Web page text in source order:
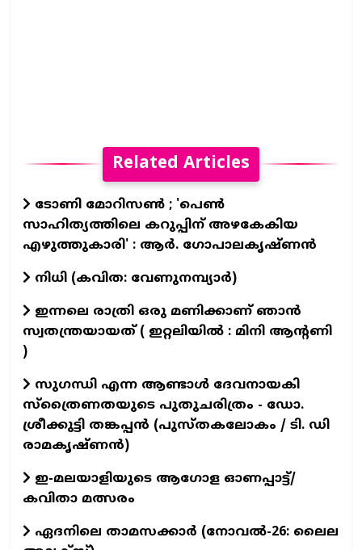
Related Articles
ടോണി മോറിസൺ ; 'പെൺ
സാഹിത്യത്തിലെ കറുപ്പിന് അഴകേകിയ
എഴുത്തുകാരി' : ആർ. ഗോപാലകൃഷ്ണൻ
നിധി (കവിത: വേണുനമ്പ്യാർ)
ഇന്നലെ രാത്രി ഒരു മണിക്കാണ് ഞാൻ
സ്വതന്ത്രയായത് ( ഇറ്റലിയിൽ : മിനി ആന്റണി
)
സുഗന്ധി എന്ന ആണ്ടാള്‍ ദേവനായകി
സ്ത്രൈണതയുടെ പുതുചരിത്രം - ഡോ.
ശ്രീക്കുട്ടി തങ്കപ്പന്‍ (പുസ്തകലോകം / ടി. ഡി
രാമകൃഷ്ണന്‍)
ഇ-മലയാളിയുടെ ആഗോള ഓണപ്പാട്ട്/
കവിതാ മത്സരം
ഏദനിലെ താമസക്കാർ (നോവല്‍-26: ലൈല